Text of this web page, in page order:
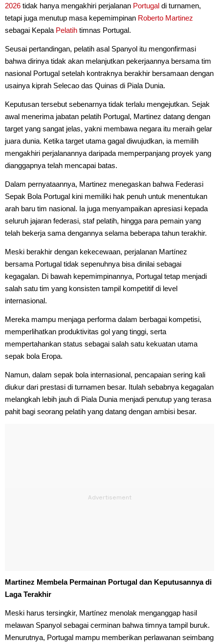
2026 tidak hanya mengakhiri perjalanan Portugal di turnamen,
tetapi juga menutup masa kepemimpinan Roberto Martinez
sebagai Kepala Pelatih timnas Portugal.
Seusai pertandingan, pelatih asal Spanyol itu mengonfirmasi
bahwa dirinya tidak akan melanjutkan pekerjaannya bersama tim
nasional Portugal setelah kontraknya berakhir bersamaan dengan
usainya kiprah Selecao das Quinas di Piala Dunia.
Keputusan tersebut sebenarnya tidak terlalu mengejutkan. Sejak
awal menerima jabatan pelatih Portugal, Martinez datang dengan
target yang sangat jelas, yakni membawa negara itu meraih gelar
juara dunia. Ketika target utama gagal diwujudkan, ia memilih
mengakhiri perjalanannya daripada memperpanjang proyek yang
dianggapnya telah mencapai batas.
Dalam pernyataannya, Martinez menegaskan bahwa Federasi
Sepak Bola Portugal kini memiliki hak penuh untuk menentukan
arah baru tim nasional. Ia juga menyampaikan apresiasi kepada
seluruh jajaran federasi, staf pelatih, hingga para pemain yang
telah bekerja sama dengannya selama beberapa tahun terakhir.
Meski berakhir dengan kekecewaan, perjalanan Martínez
bersama Portugal tidak sepenuhnya bisa dinilai sebagai
kegagalan. Di bawah kepemimpinannya, Portugal tetap menjadi
salah satu tim yang konsisten tampil kompetitif di level
internasional.
Mereka mampu menjaga performa dalam berbagai kompetisi,
memperlihatkan produktivitas gol yang tinggi, serta
mempertahankan status sebagai salah satu kekuatan utama
sepak bola Eropa.
Namun, dalam sepak bola internasional, pencapaian sering kali
diukur dari prestasi di turnamen besar. Itulah sebabnya kegagalan
melangkah lebih jauh di Piala Dunia menjadi penutup yang terasa
pahit bagi seorang pelatih yang datang dengan ambisi besar.
Martinez Membela Permainan Portugal dan Keputusannya di
Laga Terakhir
Meski harus tersingkir, Martínez menolak menganggap hasil
melawan Spanyol sebagai cerminan bahwa timnya tampil buruk.
Menurutnya, Portugal mampu memberikan perlawanan seimbang